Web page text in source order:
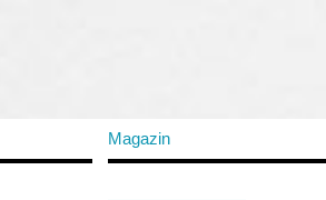
Magazin